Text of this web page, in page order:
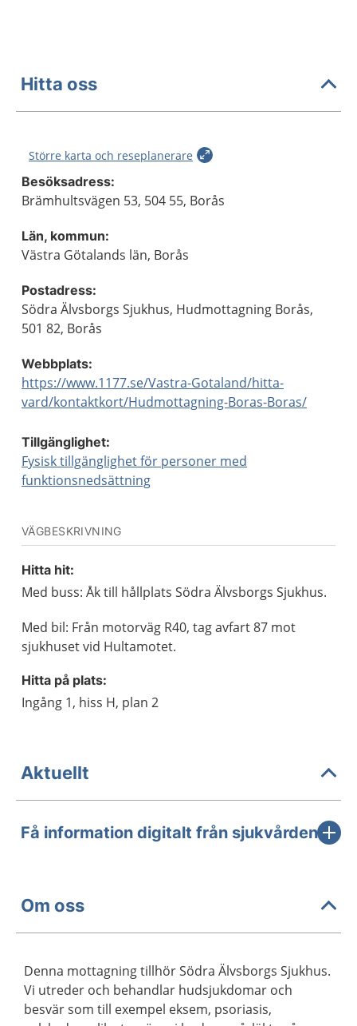
Hitta oss
Större karta och reseplanerare
Besöksadress:
Brämhultsvägen 53, 504 55, Borås
Län, kommun:
Västra Götalands län, Borås
Postadress:
Södra Älvsborgs Sjukhus, Hudmottagning Borås,
501 82, Borås
Webbplats:
https://www.1177.se/Vastra-Gotaland/hitta-
vard/kontaktkort/Hudmottagning-Boras-Boras/
Tillgänglighet:
Fysisk tillgänglighet för personer med
funktionsnedsättning
VÄGBESKRIVNING
Hitta hit:
Med buss: Åk till hållplats Södra Älvsborgs Sjukhus.
Med bil: Från motorväg R40, tag avfart 87 mot
sjukhuset vid Hultamotet.
Hitta på plats:
Ingång 1, hiss H, plan 2
Aktuellt
Få information digitalt från sjukvården
Om oss
Denna mottagning tillhör Södra Älvsborgs Sjukhus.
Vi utreder och behandlar hudsjukdomar och
besvär som till exempel eksem, psoriasis,